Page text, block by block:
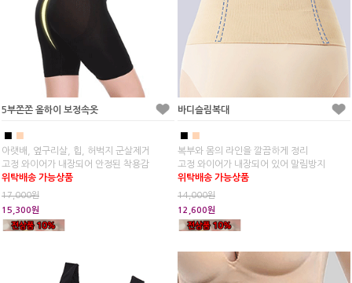
5부쫀쫀 올하이 보정속옷
■ ■
아랫배, 옆구리살, 힙, 허벅지 군살제거
고정 와이어가 내장되어 안정된 착용감
위탁배송 가능상품
17,000원
15,300원
바디슬림복대
■ ■
복부와 몸의 라인을 깔끔하게 정리
고정 와이어가 내장되어 있어 말림방지
위탁배송 가능상품
14,000원
12,600원